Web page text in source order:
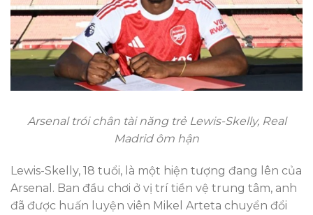
Arsenal trói chân tài năng trẻ Lewis-Skelly, Real
Madrid ôm hận
Lewis-Skelly, 18 tuổi, là một hiện tượng đang lên của
Arsenal. Ban đầu chơi ở vị trí tiền vệ trung tâm, anh
đã được huấn luyện viên Mikel Arteta chuyển đổi